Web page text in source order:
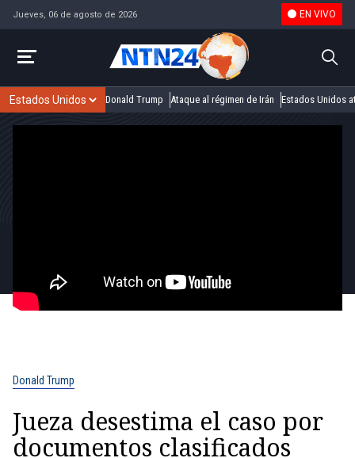
Jueves, 06 de agosto de 2026 EN VIVO
Donald Trump Ataque al régimen de Irán Estados Unidos
Donald Trump
Jueza desestima el caso por
documentos clasificados